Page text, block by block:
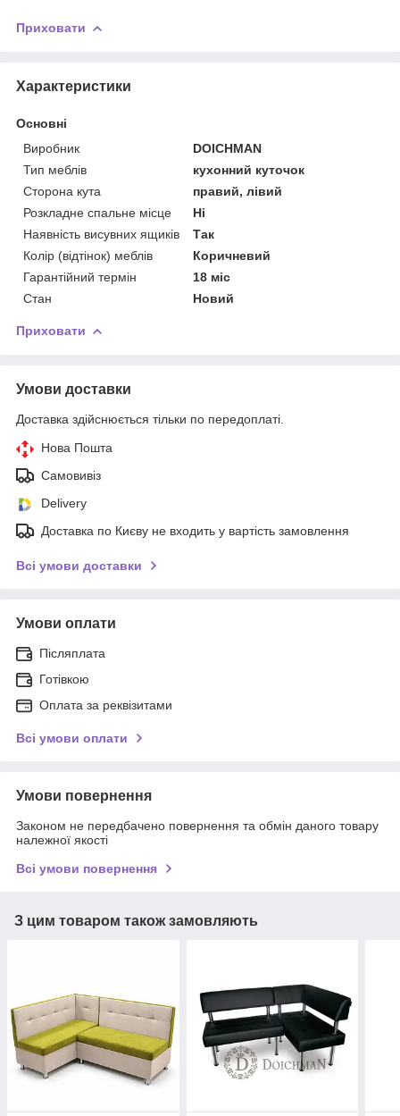
Приховати
Характеристики
Основні
Виробник
DOICHMAN
Тип меблів
кухонний куточок
Сторона кута
правий, лівий
Розкладне спальне місце
Ні
Наявність висувних ящиків
Так
Колір (відтінок) меблів
Коричневий
Гарантійний термін
18 міс
Стан
Новий
Приховати
Умови доставки
Доставка здійснюється тільки по передоплаті.
Нова Пошта
Самовивіз
Delivery
Доставка по Києву не входить у вартість замовлення
Всі умови доставки
Умови оплати
Післяплата
Готівкою
Оплата за реквізитами
Всі умови оплати
Умови повернення
Законом не передбачено повернення та обмін даного товару
належної якості
Всі умови повернення
З цим товаром також замовляють